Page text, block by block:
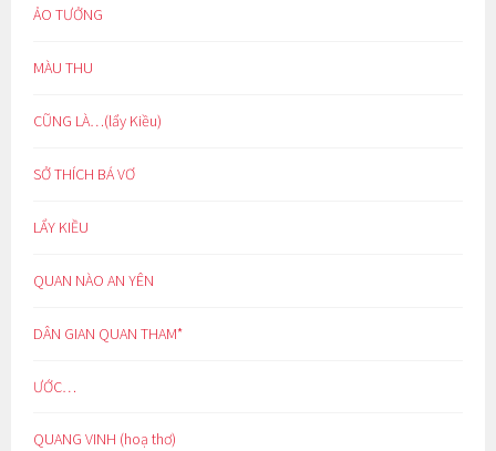
ẢO TƯỞNG
MÀU THU
CŨNG LÀ…(lẩy Kiều)
SỞ THÍCH BÁ VƠ
LẨY KIỀU
QUAN NÀO AN YÊN
DÂN GIAN QUAN THAM*
ƯỚC…
QUANG VINH (hoạ thơ)